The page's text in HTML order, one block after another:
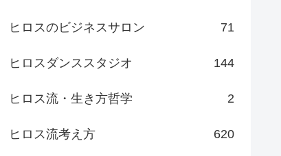
ヒロスのビジネスサロン 71
ヒロスダンススタジオ 144
ヒロス流・生き方哲学 2
ヒロス流考え方 620